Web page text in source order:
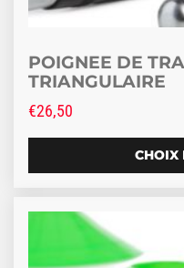
POIGNEE DE
TRIANGULAIRE
€26,50
CHOIX
Ce produit a